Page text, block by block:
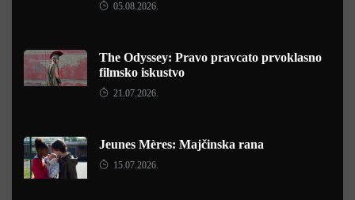
05.08.2026.
The Odyssey: Pravo pravcato prvoklasno
filmsko iskustvo
21.07.2026.
Jeunes Mères: Majčinska rana
15.07.2026.